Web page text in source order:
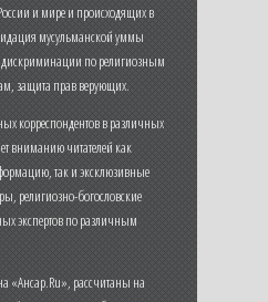
и мире и происходящих в
мусульманской уммы
дискриминации по религиозным
защита прав верующих.
корреспондентов в различных
вниманию читателей как
так и эксклюзивные
религиозно-богословские
экспертов по различным
«Ансар.Ru», рассчитаны на